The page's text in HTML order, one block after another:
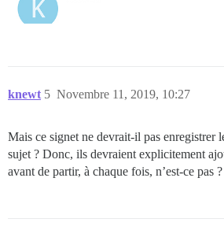
knewt Novembre 11, 2019, 10:27
5
Mais ce signet ne devrait-il pas enregistrer
sujet ? Donc, ils devraient explicitement
avant de partir, à chaque fois, n’est-ce pas ?